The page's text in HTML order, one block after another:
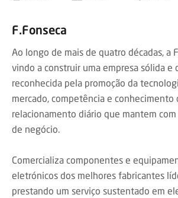
F.Fonseca
Ao longo de mais de quatro décadas, a
vindo a construir uma empresa sólida e
reconhecida pela promoção da
mercado, competência e
relacionamento diário que mantem com
de negócio.
Comercializa componentes e
eletrónicos dos melhores fabricantes
prestando um serviço sustentado em